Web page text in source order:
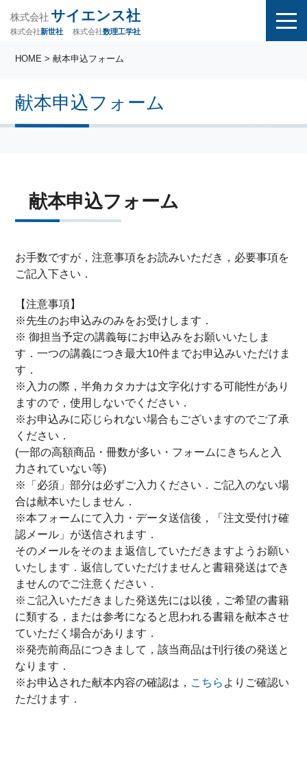
株式会社 サイエンス社
株式会社新世社 株式会社数理工学社
献本申込フォーム
HOME > 献本申込フォーム
献本申込フォーム
お手数ですが，注意事項をお読みいただき，必要事項を
ご記入下さい．
【注意事項】
※先生のお申込みのみをお受けします．
※ 御担当予定の講義毎にお申込みをお願いいたしま
す．一つの講義につき最大10件までお申込みいただけま
す．
※入力の際，半角カタカナは文字化けする可能性があり
ますので，使用しないでください．
※お申込みに応じられない場合もございますのでご了承
ください．
(一部の高額商品・冊数が多い・フォームにきちんと入
力されていない等)
※「必須」部分は必ずご入力ください．ご記入のない場
合は献本いたしません．
※本フォームにて入力・データ送信後，「注文受付け確
認メール」が送信されます．
そのメールをそのまま返信していただきますようお願い
いたします．返信していただけませんと書籍発送はでき
ませんのでご注意ください．
※ご記入いただきました発送先には以後，ご希望の書籍
に類する，または参考になると思われる書籍を献本させ
ていただく場合があります．
※発売前商品につきまして，該当商品は刊行後の発送と
なります．
※お申込された献本内容の確認は， こちら よりご確認い
ただけます．